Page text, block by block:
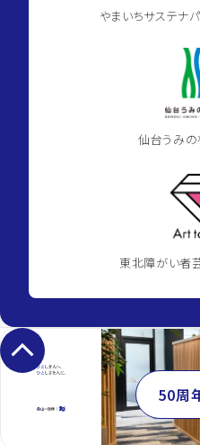
やまいちサステナ
仙台うみ
東北障がい者
keyboard_arrow_up
50周